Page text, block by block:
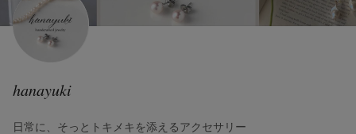
hanayuki
日常に、そっとトキメキを添えるアクセサリー